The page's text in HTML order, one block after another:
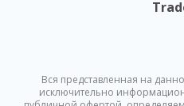
Вся представленная на
исключительно